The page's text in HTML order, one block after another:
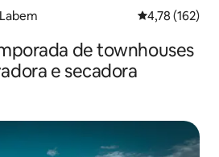
4,78 de uma
4,78 (162)
de townhouses
e secadora